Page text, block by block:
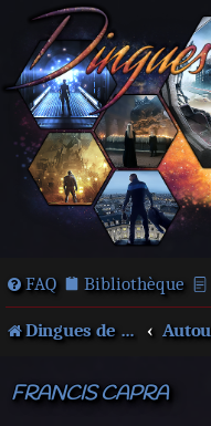
FAQ Bibliothèque
Dingues de séries télé !
FRANCIS CAPRA